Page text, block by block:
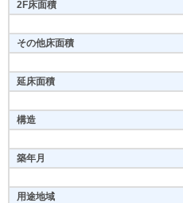
2F床面積
その他床面積
延床面積
構造
築年月
用途地域